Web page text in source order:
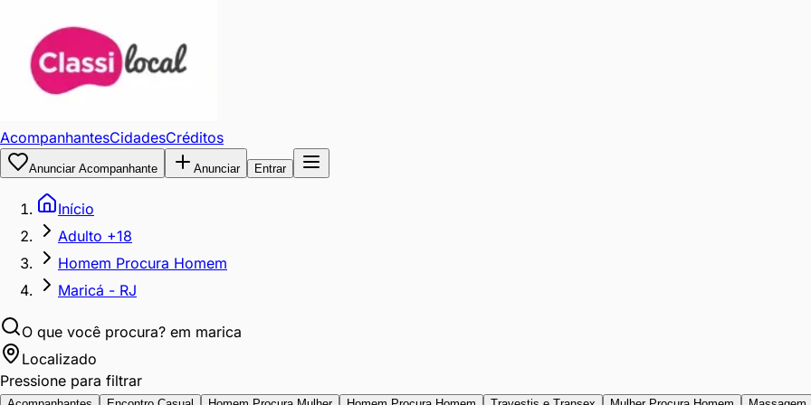
AcompanhantesCidadesCréditos
Anunciar Acompanhante Anunciar Entrar
Início
Adulto +18
Homem Procura Homem
Maricá - RJ
O que você procura? em marica
Localizado
Pressione para filtrar